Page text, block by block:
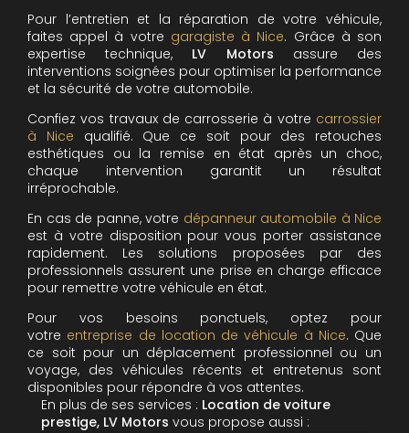
Pour l’entretien et la réparation de votre véhicule,
faites appel à votre garagiste à Nice. Grâce à son
expertise technique, LV Motors assure des
interventions soignées pour optimiser la performance
et la sécurité de votre automobile.
Confiez vos travaux de carrosserie à votre carrossier
à Nice qualifié. Que ce soit pour des retouches
esthétiques ou la remise en état après un choc,
chaque intervention garantit un résultat
irréprochable.
En cas de panne, votre dépanneur automobile à Nice
est à votre disposition pour vous porter assistance
rapidement. Les solutions proposées par des
professionnels assurent une prise en charge efficace
pour remettre votre véhicule en état.
Pour vos besoins ponctuels, optez pour
votre entreprise de location de véhicule à Nice. Que
ce soit pour un déplacement professionnel ou un
voyage, des véhicules récents et entretenus sont
disponibles pour répondre à vos attentes.
En plus de ses services : Location de voiture
prestige, LV Motors vous propose aussi :